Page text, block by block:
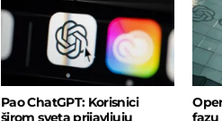
Pao ChatGPT: Korisnici
širom sveta prijavljuju
fazu